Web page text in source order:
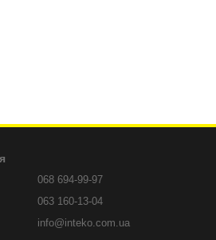
068 694-99-97
063 160-13-04
info@inteko.com.ua